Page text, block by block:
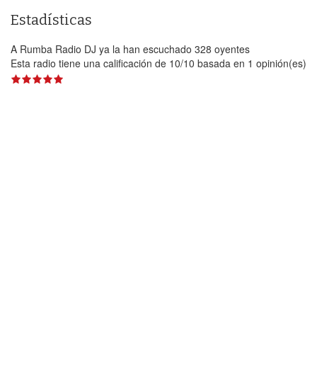
Estadísticas
A Rumba Radio DJ ya la han escuchado 328 oyentes
Esta radio tiene una calificación de 10/10 basada en 1 opinión(es)